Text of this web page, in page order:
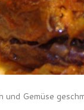
und Gemüse